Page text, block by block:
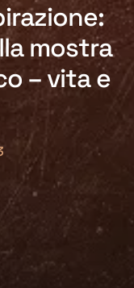
mostra
– vita e